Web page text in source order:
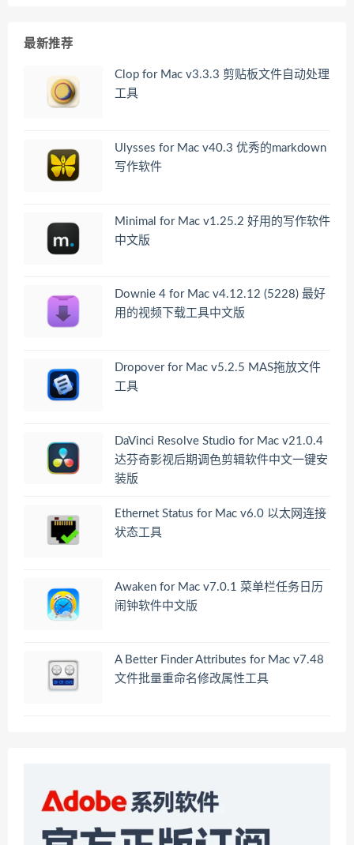
最新推荐
Clop for Mac v3.3.3 剪贴板文件自动处理
工具
Ulysses for Mac v40.3 优秀的markdown
写作软件
Minimal for Mac v1.25.2 好用的写作软件
中文版
Downie 4 for Mac v4.12.12 (5228) 最好
用的视频下载工具中文版
Dropover for Mac v5.2.5 MAS拖放文件
工具
DaVinci Resolve Studio for Mac v21.0.4
达芬奇影视后期调色剪辑软件中文一键安
装版
Ethernet Status for Mac v6.0 以太网连接
状态工具
Awaken for Mac v7.0.1 菜单栏任务日历
闹钟软件中文版
A Better Finder Attributes for Mac v7.48
文件批量重命名修改属性工具